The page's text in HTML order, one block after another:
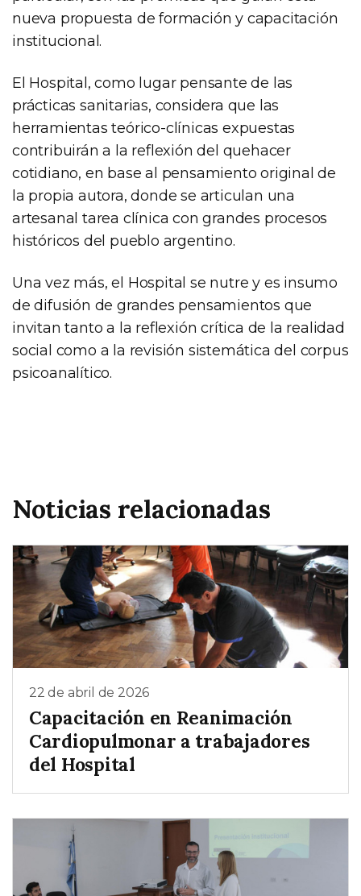
nueva propuesta de formación y capacitación
institucional.
El Hospital, como lugar pensante de las
prácticas sanitarias, considera que las
herramientas teórico-clínicas expuestas
contribuirán a la reflexión del quehacer
cotidiano, en base al pensamiento original de
la propia autora, donde se articulan una
artesanal tarea clínica con grandes procesos
históricos del pueblo argentino.
Una vez más, el Hospital se nutre y es insumo
de difusión de grandes pensamientos que
invitan tanto a la reflexión crítica de la realidad
social como a la revisión sistemática del corpus
psicoanalítico.
Noticias relacionadas
22 de abril de 2026
Capacitación en Reanimación
Cardiopulmonar a trabajadores
del Hospital